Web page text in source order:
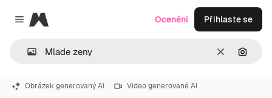
Close menu
Magnific
ZrušitHledat
Ocenění Přihlaste se
Obrázek generovaný AI Video generované AI